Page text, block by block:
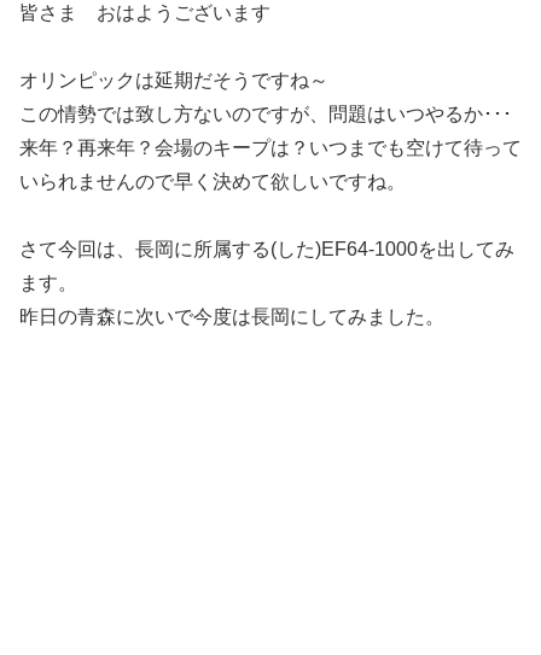
皆さま おはようございます
オリンピックは延期だそうですね～
この情勢では致し方ないのですが、問題はいつやるか･･･
来年？再来年？会場のキープは？いつまでも空けて待って
いられませんので早く決めて欲しいですね。
さて今回は、長岡に所属する(した)EF64-1000を出してみ
ます。
昨日の青森に次いで今度は長岡にしてみました。